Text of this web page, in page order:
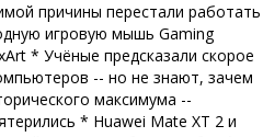
причины перестали работать
игровую мышь Gaming
* Учёные предсказали скорое
-- но не знают, зачем
максимума --
* Huawei Mate XT 2 и